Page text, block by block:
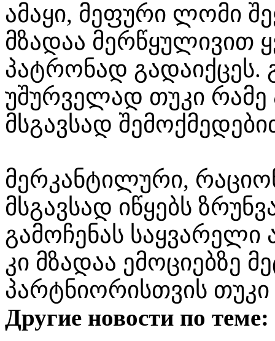
ამაყი, მეფური ლომი
მზადაა მერწყულივით
პატრონად გადაიქცეს.
უშურველად თუკი
მსგავსად
მერკანტილური,
მსგავსად იწყებს
გამოჩენას საყვარელი
კი მზადაა ემოციებზე
პარტნიორისთვის თუკი
Другие новости по теме: